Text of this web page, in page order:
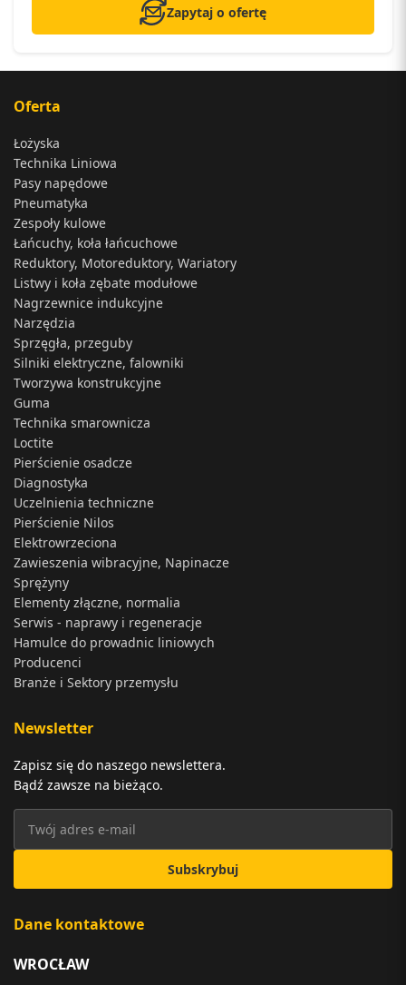
Zapytaj o ofertę
Oferta
Łożyska
Technika Liniowa
Pasy napędowe
Pneumatyka
Zespoły kulowe
Łańcuchy, koła łańcuchowe
Reduktory, Motoreduktory, Wariatory
Listwy i koła zębate modułowe
Nagrzewnice indukcyjne
Narzędzia
Sprzęgła, przeguby
Silniki elektryczne, falowniki
Tworzywa konstrukcyjne
Guma
Technika smarownicza
Loctite
Pierścienie osadcze
Diagnostyka
Uczelnienia techniczne
Pierścienie Nilos
Elektrowrzeciona
Zawieszenia wibracyjne, Napinacze
Sprężyny
Elementy złączne, normalia
Serwis - naprawy i regeneracje
Hamulce do prowadnic liniowych
Producenci
Branże i Sektory przemysłu
Newsletter
Zapisz się do naszego newslettera.
Bądź zawsze na bieżąco.
Subskrybuj
Dane kontaktowe
WROCŁAW